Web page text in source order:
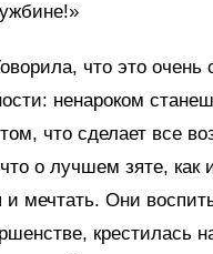
что это
ненароком
что сделает все
о лучшем зяте, как
и мечтать. Они
крестилась